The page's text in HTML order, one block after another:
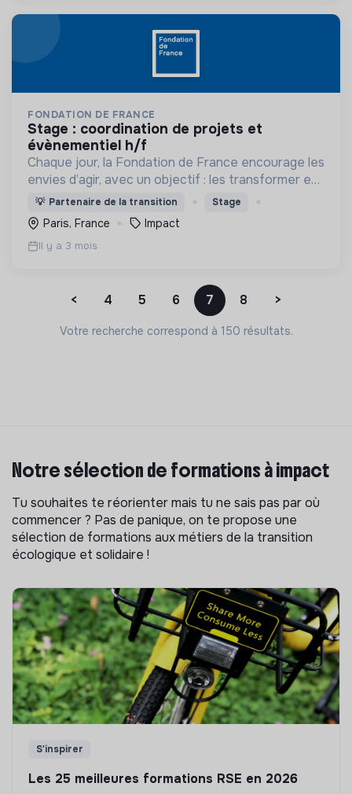
FONDATION DE FRANCE
stage : coordination de projets et
évènementiel h/f
Chaque jour, la Fondation de France encourage les
envies d’agir, avec un objectif : les transformer en
actions utiles et efficaces pour construire une
société plus digne et plus juste.
💡 Partenaire de la transition Stage
Paris, France Impact
Il y a 3 mois
< 4 5 6 7 8 >
Votre recherche correspond à 150 résultats.
Notre sélection de formations à impact
Tu souhaites te réorienter mais tu ne sais pas par où
commencer ? Pas de panique, on te propose une
sélection de formations aux métiers de la transition
écologique et solidaire !
S'inspirer
Les 25 meilleures formations RSE en 2026